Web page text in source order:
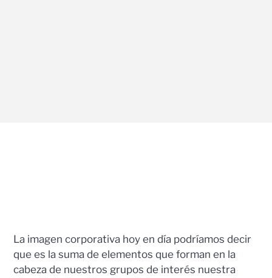
La imagen corporativa hoy en día podríamos decir
que es la suma de elementos que forman en la
cabeza de nuestros grupos de interés nuestra